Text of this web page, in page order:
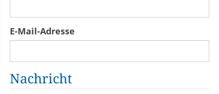
E-Mail-Adresse
Nachricht